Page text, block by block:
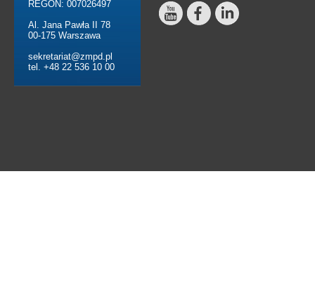
REGON: 007026497
Al. Jana Pawła II 78
00-175 Warszawa
sekretariat@zmpd.pl
tel. +48 22 536 10 00